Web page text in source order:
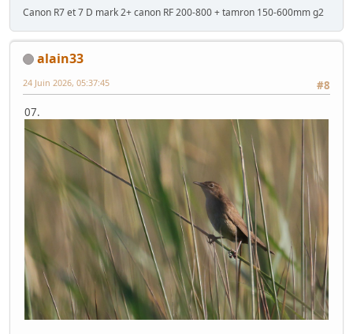
Canon R7 et 7 D mark 2+ canon RF 200-800 + tamron 150-600mm g2
alain33
#8
24 Juin 2026, 05:37:45
07.